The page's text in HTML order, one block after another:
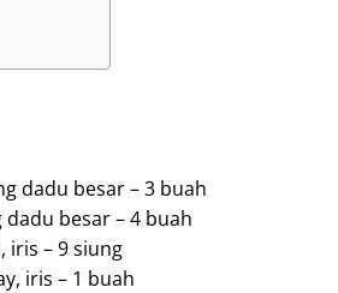
dadu besar – 3 buah
besar – 4 buah
iris – 9 siung
iris – 1 buah